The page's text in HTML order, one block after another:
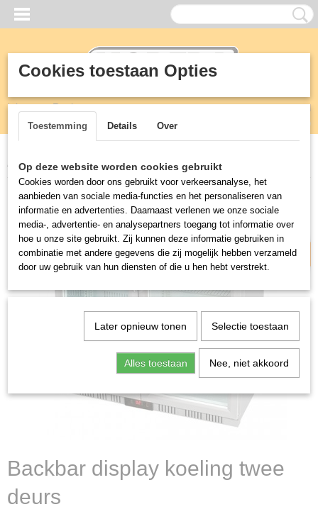
Inloggen Registreren
(0)
Home >Horeca>Koelkasten >Backbar display koeling twee deurs
Verzendkosten € 19,50
Backbar display koeling twee
deurs
Cookies toestaan Opties
Toestemming Details Over
Op deze website worden cookies gebruikt
Cookies worden door ons gebruikt voor verkeersanalyse, het
aanbieden van sociale media-functies en het personaliseren van
informatie en advertenties. Daarnaast verlenen we onze sociale
media-, advertentie- en analysepartners toegang tot informatie over
hoe u onze site gebruikt. Zij kunnen deze informatie gebruiken in
combinatie met andere gegevens die zij mogelijk hebben verzameld
door uw gebruik van hun diensten of die u hen hebt verstrekt.
Later opnieuw tonen Selectie toestaan
Alles toestaan Nee, niet akkoord